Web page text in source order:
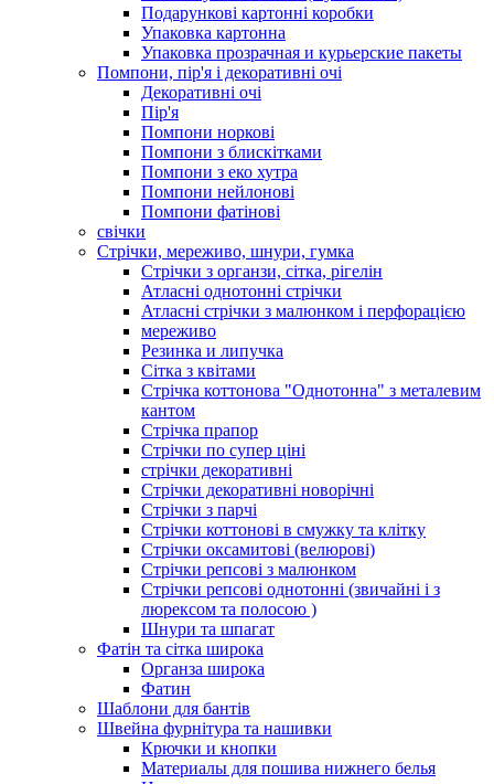
Подарункові картонні коробки
Упаковка картонна
Упаковка прозрачная и курьерские пакеты
Помпони, пір'я і декоративні очі
Декоративні очі
Пір'я
Помпони норкові
Помпони з блискітками
Помпони з еко хутра
Помпони нейлонові
Помпони фатінові
свічки
Стрічки, мереживо, шнури, гумка
Стрічки з органзи, сітка, рігелін
Атласні однотонні стрічки
Атласні стрічки з малюнком і перфорацією
мереживо
Резинка и липучка
Сітка з квітами
Стрічка коттонова "Однотонна" з металевим
кантом
Стрічка прапор
Стрічки по супер ціні
стрічки декоративні
Стрічки декоративні новорічні
Стрічки з парчі
Стрічки коттонові в смужку та клітку
Стрічки оксамитові (велюрові)
Стрічки репсові з малюнком
Стрічки репсові однотонні (звичайні і з
люрексом та полосою )
Шнури та шпагат
Фатін та сітка широка
Органза широка
Фатин
Шаблони для бантів
Швейна фурнітура та нашивки
Крючки и кнопки
Материалы для пошива нижнего белья